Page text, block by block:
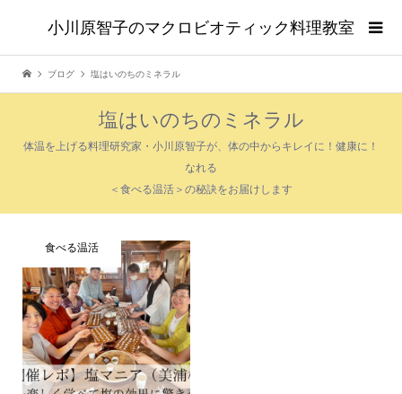
小川原智子のマクロビオティック料理教室
ブログ 塩はいのちのミネラル
塩はいのちのミネラル
体温を上げる料理研究家・小川原智子が、体の中からキレイに！健康に！
なれる
＜食べる温活＞の秘訣をお届けします
食べる温活